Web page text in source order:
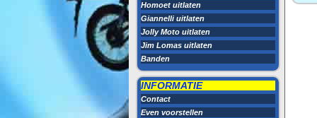
Homoet uitlaten
Giannelli uitlaten
Jolly Moto uitlaten
Jim Lomas uitlaten
Banden
INFORMATIE
Contact
Even voorstellen